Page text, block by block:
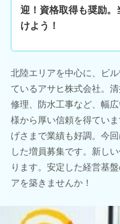
迎！資格取得も奨励
けよう！
北陸エリアを中心に、ビ
ているアサヒ株式会社。
修理、防水工事など、幅
様から厚い信頼を得てい
げさまで業績も好調。今
した増員募集です。新し
ります。安定した経営基
アを築きませんか！